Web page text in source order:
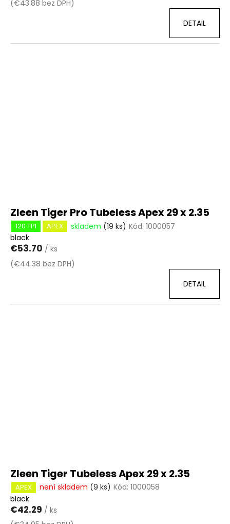
(€43.88 bez DPH)
DETAIL
Zleen Tiger Pro Tubeless Apex 29 x 2.35
120 TPI APEX skladem (19 ks) Kód: 1000057
black
€53.70 / ks
(€44.38 bez DPH)
DETAIL
Zleen Tiger Tubeless Apex 29 x 2.35
APEX není skladem (9 ks) Kód: 1000058
black
€42.29 / ks